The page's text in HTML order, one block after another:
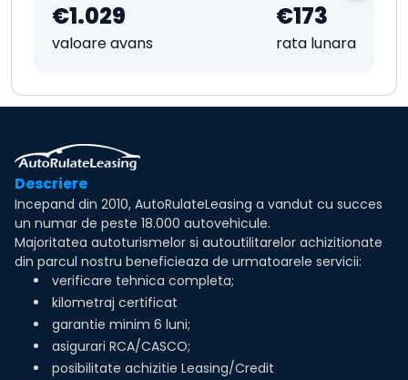
€1.029
valoare avans
€173
rata lunara
Descriere
Incepand din 2010, AutoRulateLeasing a vandut cu succes
un numar de peste 18.000 autovehicule.
Majoritatea autoturismelor si autoutilitarelor achizitionate
din parcul nostru beneficieaza de urmatoarele servicii:
verificare tehnica completa;
kilometraj certificat
garantie minim 6 luni;
asigurari RCA/CASCO;
posibilitate achizitie Leasing/Credit